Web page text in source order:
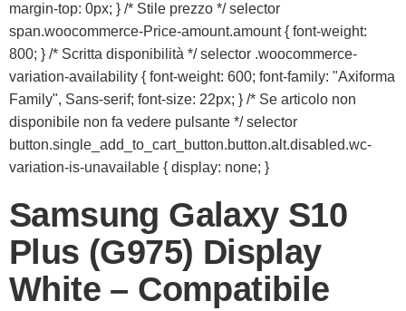
margin-top: 0px; } /* Stile prezzo */ selector
span.woocommerce-Price-amount.amount { font-weight:
800; } /* Scritta disponibilità */ selector .woocommerce-
variation-availability { font-weight: 600; font-family: "Axiforma
Family", Sans-serif; font-size: 22px; } /* Se articolo non
disponibile non fa vedere pulsante */ selector
button.single_add_to_cart_button.button.alt.disabled.wc-
variation-is-unavailable { display: none; }
Samsung Galaxy S10
Plus (G975) Display
White – Compatibile